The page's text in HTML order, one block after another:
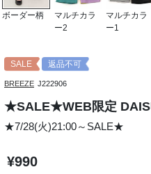
ボーダー柄
マルチカラ
ー2
マルチカラ
ー1
SALE 返品不可
BREEZE J222906
★SALE★WEB限定
★7/28(火)21:00～SALE★
¥990